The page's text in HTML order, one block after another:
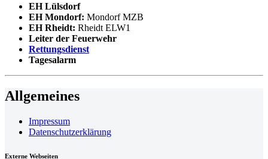
EH Lülsdorf
EH Mondorf: Mondorf MZB
EH Rheidt: Rheidt ELW1
Leiter der Feuerwehr
Rettungsdienst
Tagesalarm
Allgemeines
Impressum
Datenschutzerklärung
Externe Webseiten